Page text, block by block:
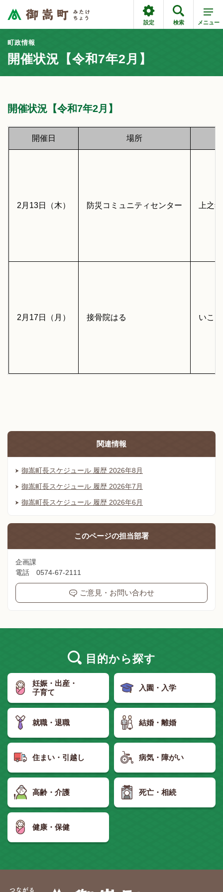
設定 検索 メニュー
町政情報
開催状況【令和7年2月】
開催状況【令和7年2月】
開催日 場所
2月13日（木） 防災コミュニティセンター 上之
2月17日（月） 接骨院はる いこ
関連情報
御嵩町長スケジュール 履歴 2026年8月
御嵩町長スケジュール 履歴 2026年7月
御嵩町長スケジュール 履歴 2026年6月
このページの担当部署
企画課
電話 0574-67-2111
ご意見・お問い合わせ
目的から探す
妊娠・出産・
子育て
入園・入学
就職・退職 結婚・離婚
住まい・引越し 病気・障がい
高齢・介護 死亡・相続
健康・保健